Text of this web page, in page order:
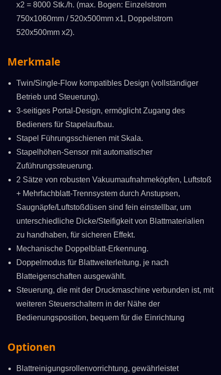
x2 = 8000 Stk./h. (max. Bogen: Einzelstrom
750x1060mm / 520x500mm x1, Doppelstrom
520x500mm x2).
Merkmale
Twin/Single-Flow kompatibles Design (vollständiger
Betrieb und Steuerung).
3-seitiges Portal-Design, ermöglicht Zugang des
Bedieners für Stapelaufbau.
Stapel Führungsschienen mit Skala.
Stapelhöhen-Sensor mit automatischer
Zuführungssteuerung.
2 Sätze von robusten Vakuumaufnahmeköpfen, Luftstoß
+ Mehrfachblatt-Trennsystem durch Anstupsen,
Saugnäpfe/Luftstoßdüsen sind fein einstellbar, um
unterschiedliche Dicke/Steifigkeit von Blattmaterialien
zu handhaben, für sicheren Effekt.
Mechanische Doppelblatt-Erkennung.
Doppelmodus für Blattweiterleitung, je nach
Blatteigenschaften ausgewählt.
Steuerung, die mit der Druckmaschine verbunden ist, mit
weiteren Steuerschaltern in der Nähe der
Bedienungsposition, bequem für die Einrichtung
Optionen
Blattreinigungsrollenvorrichtung, gewährleistet